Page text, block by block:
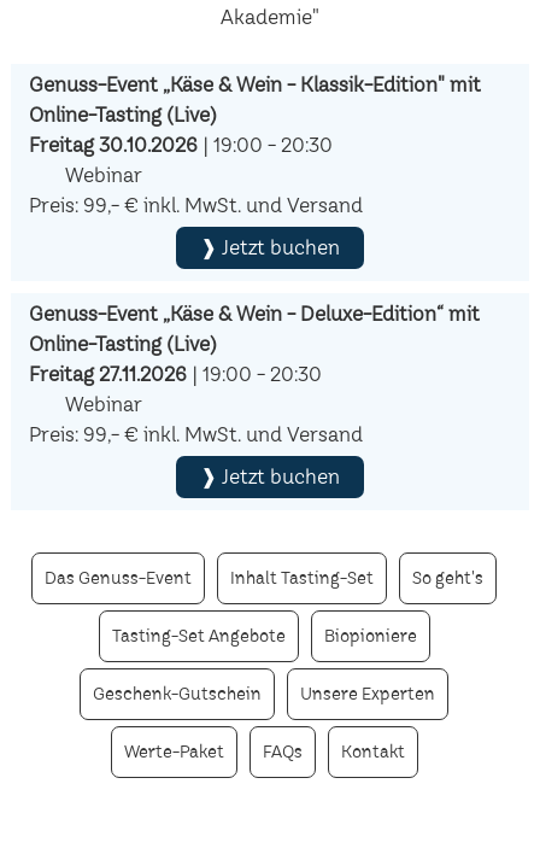
Akademie"
Genuss-Event „Käse & Wein - Klassik-Edition" mit
Online-Tasting (Live)
Freitag 30.10.2026| 19:00 - 20:30
Webinar
Preis: 99,- € inkl. MwSt. und Versand
❱ Jetzt buchen
Genuss-Event „Käse & Wein - Deluxe-Edition“ mit
Online-Tasting (Live)
Freitag 27.11.2026| 19:00 - 20:30
Webinar
Preis: 99,- € inkl. MwSt. und Versand
❱ Jetzt buchen
Das Genuss-Event Inhalt Tasting-Set So geht's
Tasting-Set Angebote Biopioniere
Geschenk-Gutschein Unsere Experten
Werte-Paket FAQs Kontakt